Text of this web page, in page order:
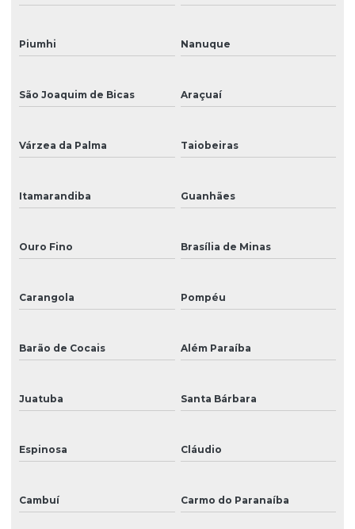
Piumhi Nanuque
São Joaquim de Bicas Araçuaí
Várzea da Palma Taiobeiras
Itamarandiba Guanhães
Ouro Fino Brasília de Minas
Carangola Pompéu
Barão de Cocais Além Paraíba
Juatuba Santa Bárbara
Espinosa Cláudio
Cambuí Carmo do Paranaíba